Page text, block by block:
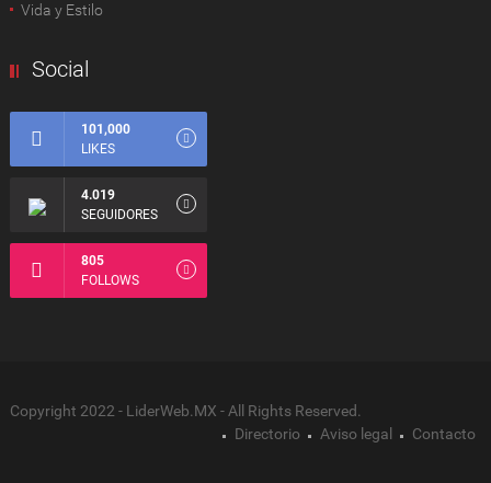
Vida y Estilo
Social
101,000
LIKES
4.019
SEGUIDORES
805
FOLLOWS
Copyright 2022 - LiderWeb.MX - All Rights Reserved.
Directorio
Aviso legal Contacto